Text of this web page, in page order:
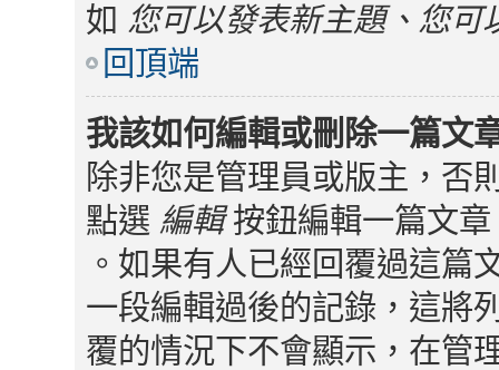
如 您可以發表新主題、您
回頂端
我該如何編輯或刪除一篇文
除非您是管理員或版主，否
點選 編輯按鈕編輯一篇文章
。如果有人已經回覆過這篇
一段編輯過後的記錄，這將
覆的情況下不會顯示，在管